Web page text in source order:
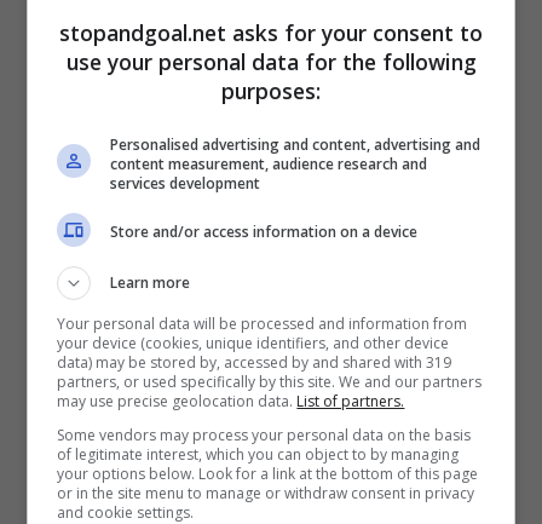
vicino alla ‘Vecchia Signora’ in passato, prima di
approdare all’Inter.
riprovarci, nonostante il desiderio principale del
giocatore sia tornare in nerazzurro il più in fretta
possibile. Il suo legame con la ‘Beneamata’ è
forte, per cui è difficile pensare che possa
accettare l’ipotesi di un passaggio alla
Juventus.
stopandgoal.net asks for your consent to
use your personal data for the following
purposes:
Personalised advertising and content, advertising and
content measurement, audience research and
services development
Store and/or access information on a device
Learn more
Your personal data will be processed and information from
your device (cookies, unique identifiers, and other device
data) may be stored by, accessed by and shared with 319
partners, or used specifically by this site. We and our partners
may use precise geolocation data. List of partners.
Some vendors may process your personal data on the basis
of legitimate interest, which you can object to by managing
your options below. Look for a link at the bottom of this page
or in the site menu to manage or withdraw consent in privacy
and cookie settings.